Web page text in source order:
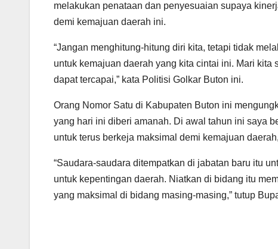
melakukan penataan dan penyesuaian supaya
demi kemajuan daerah ini.
“Jangan menghitung-hitung diri kita, tetapi tidak
untuk kemajuan daerah yang kita cintai ini. Mari
dapat tercapai,” kata Politisi Golkar Buton ini.
Orang Nomor Satu di Kabupaten Buton ini
yang hari ini diberi amanah. Di awal tahun ini saya
untuk terus berkeja maksimal demi kemajuan
“Saudara-saudara ditempatkan di jabatan baru itu
untuk kepentingan daerah. Niatkan di bidang itu
yang maksimal di bidang masing-masing,” tutup